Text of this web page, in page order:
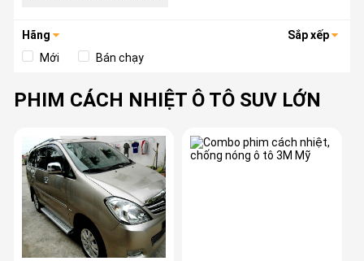
Hãng
Sắp xếp
Mới
Bán chạy
PHIM CÁCH NHIỆT Ô TÔ SUV LỚN